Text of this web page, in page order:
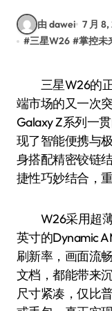
由 dawei 7 月
#三星W26 #掌控未
三星W26的正式发布，标志着折叠屏手机在高
端市场的又一次
Galaxy Z系列一
现了智能便携与
身搭配精密铰链
捷性巧妙结合，
W26采用超薄
英寸的Dynamic
刷新率，画面流
文档，都能带来
尺寸紧凑，仅比